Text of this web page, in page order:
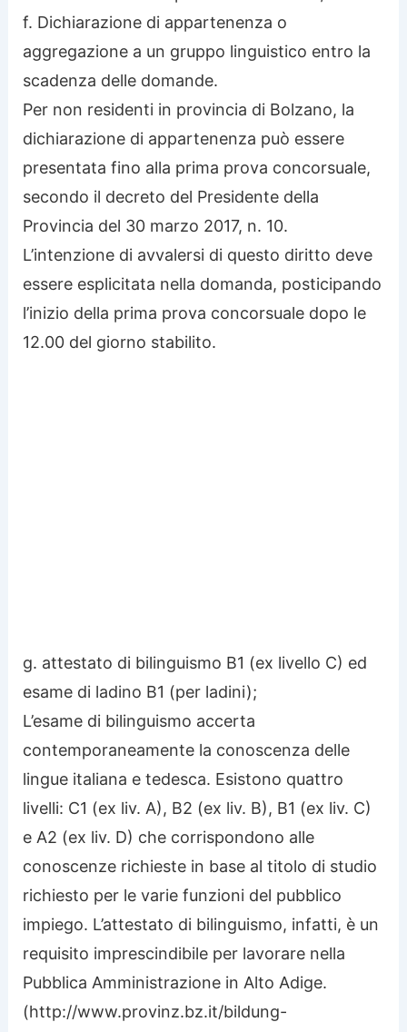
f. Dichiarazione di appartenenza o
aggregazione a un gruppo linguistico entro la
scadenza delle domande.
Per non residenti in provincia di Bolzano, la
dichiarazione di appartenenza può essere
presentata fino alla prima prova concorsuale,
secondo il decreto del Presidente della
Provincia del 30 marzo 2017, n. 10.
L’intenzione di avvalersi di questo diritto deve
essere esplicitata nella domanda, posticipando
l’inizio della prima prova concorsuale dopo le
12.00 del giorno stabilito.
g. attestato di bilinguismo B1 (ex livello C) ed
esame di ladino B1 (per ladini);
L’esame di bilinguismo accerta
contemporaneamente la conoscenza delle
lingue italiana e tedesca. Esistono quattro
livelli: C1 (ex liv. A), B2 (ex liv. B), B1 (ex liv. C)
e A2 (ex liv. D) che corrispondono alle
conoscenze richieste in base al titolo di studio
richiesto per le varie funzioni del pubblico
impiego. L’attestato di bilinguismo, infatti, è un
requisito imprescindibile per lavorare nella
Pubblica Amministrazione in Alto Adige.
(http://www.provinz.bz.it/bildung-